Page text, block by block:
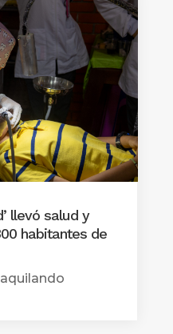
llevó salud y
habitantes de